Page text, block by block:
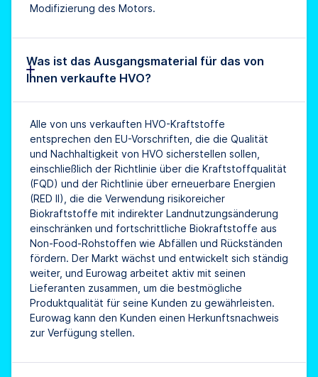
Modifizierung des Motors.
Was ist das Ausgangsmaterial für das von
Ihnen verkaufte HVO?
Alle von uns verkauften HVO-Kraftstoffe
entsprechen den EU-Vorschriften, die die Qualität
und Nachhaltigkeit von HVO sicherstellen sollen,
einschließlich der Richtlinie über die Kraftstoffqualität
(FQD) und der Richtlinie über erneuerbare Energien
(RED II), die die Verwendung risikoreicher
Biokraftstoffe mit indirekter Landnutzungsänderung
einschränken und fortschrittliche Biokraftstoffe aus
Non-Food-Rohstoffen wie Abfällen und Rückständen
fördern. Der Markt wächst und entwickelt sich ständig
weiter, und Eurowag arbeitet aktiv mit seinen
Lieferanten zusammen, um die bestmögliche
Produktqualität für seine Kunden zu gewährleisten.
Eurowag kann den Kunden einen Herkunftsnachweis
zur Verfügung stellen.